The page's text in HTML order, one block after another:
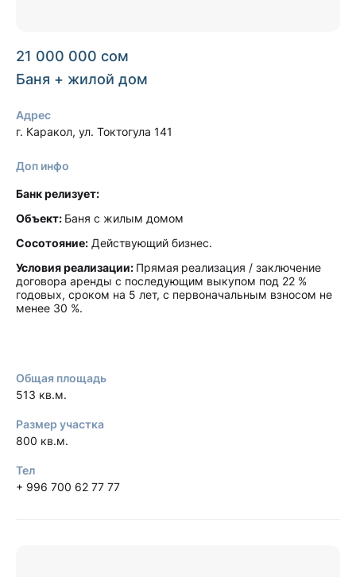
21 000 000 сом
Баня + жилой дом
Адрес
г. Каракол, ул. Токтогула 141
Доп инфо
Банк релизует:
Объект: Баня с жилым домом
Сосотояние: Действующий бизнес.
Условия реализации: Прямая реализация / заключение
договора аренды с последующим выкупом под 22 %
годовых, сроком на 5 лет, с первоначальным взносом не
менее 30 %.
Общая площадь
513 кв.м.
Размер участка
800 кв.м.
Тел
+ 996 700 62 77 77